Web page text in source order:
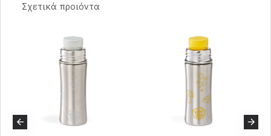
Σχετικά προιόντα